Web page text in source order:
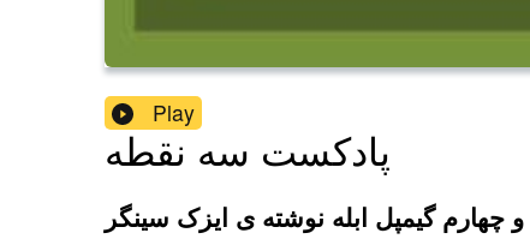
Play
پادکست سه نقطه
گیمپل ابله نوشته ی ایزک سینگر